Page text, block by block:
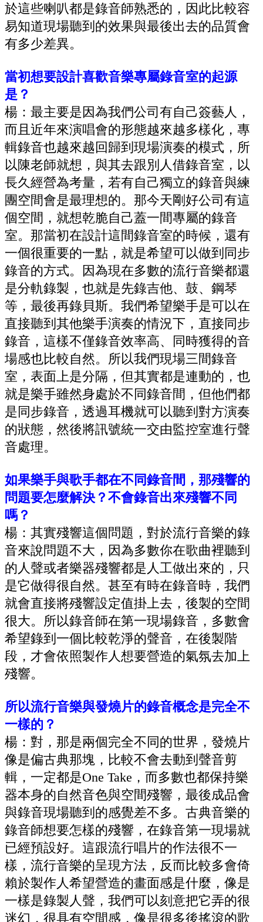
於這些喇叭都是錄音師熟悉的，因此比較容
易知道現場聽到的效果與最後出去的品質會
有多少差異。
當初想要設計喜歡音樂專屬錄音室的起源
是？
楊：最主要是因為我們公司有自己簽藝人，
而且近年來演唱會的形態越來越多樣化，專
輯錄音也越來越回歸到現場演奏的模式，所
以陳老師就想，與其去跟別人借錄音室，以
長久經營為考量，若有自己獨立的錄音與練
團空間會是最理想的。 那今天剛好公司有這
個空間，就想乾脆自己蓋一間專屬的錄音
室。那當初在設計這間錄音室的時候，還有
一個很重要的一點，就是希望可以做到同步
錄音的方式。因為現在多數的流行音樂都還
是分軌錄製，也就是先錄吉他、鼓、鋼琴
等，最後再錄貝斯。我們希望樂手是可以在
直接聽到其他樂手演奏的情況下，直接同步
錄音，這樣不僅錄音效率高、同時獲得的音
場感也比較自然。所以我們現場三間錄音
室，表面上是分隔，但其實都是連動的，也
就是樂手雖然身處於不同錄音間，但他們都
是同步錄音，透過耳機就可以聽到對方演奏
的狀態，然後將訊號統一交由監控室進行聲
音處理。
如果樂手與歌手都在不同錄音間，那殘響的
問題要怎麼解決？不會錄音出來殘響不同
嗎？
楊：其實殘響這個問題，對於流行音樂的錄
音來說問題不大，因為多數你在歌曲裡聽到
的人聲或者樂器殘響都是人工做出來的，只
是它做得很自然。甚至有時在錄音時，我們
就會直接將殘響設定值掛上去，後製的空間
很大。 所以錄音師在第一現場錄音，多數會
希望錄到一個比較乾淨的聲音，在後製階
段，才會依照製作人想要營造的氣氛去加上
殘響。
所以流行音樂與發燒片的錄音概念是完全不
一樣的？
楊：對，那是兩個完全不同的世界， 發燒片
像是偏古典那塊，比較不會去動到聲音剪
輯，一定都是One Take ，而多數也都保持樂
器本身的自然音色與空間殘響，最後成品會
與錄音現場聽到的感覺差不多。古典音樂的
錄音師想要怎樣的殘響，在錄音第一現場就
已經預設好。 這跟流行唱片的作法很不一
樣，流行音樂的呈現方法，反而比較多會倚
賴於製作人希望營造的畫面感是什麼，像是
一樣是錄製人聲，我們可以刻意把它弄的很
迷幻，很具有空間感，像是很多後搖滾的歌